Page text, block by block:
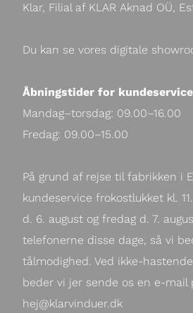
Klar, Filial af KLAR Aknad OÜ,
Du kan se vores digitale
Åbningstider for
Mandag–torsdag: 09.00–16.00
Fredag: 09.00–15.00
På grund af rejse til fabrikken i
kundeservice frokostlukket kl.
d. 6. august og fredag d. 7.
telefonerne disse dage, så vi
tålmodighed. Ved ikke-
beder vi jer sende os en e-mail
hej@klarvinduer.dk